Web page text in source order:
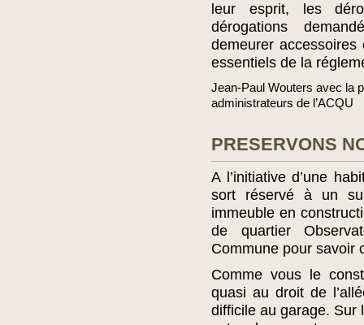
leur esprit, les
dérogations
demeurer
essentiels de la
Jean-Paul Wouters avec la
administrateurs de l’ACQU
PRESERVONS
A l’initiative d’une
sort réservé à un
immeuble en
de quartier
Commune pour savoir
Comme vous le
quasi au droit de
difficile au garage. Sur